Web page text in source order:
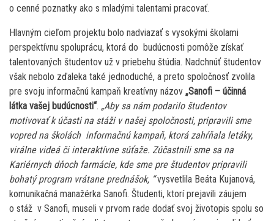
o cenné poznatky ako s mladými talentami pracovať.
Hlavným cieľom projektu bolo nadviazať s vysokými školami
perspektívnu spoluprácu, ktorá do budúcnosti pomôže získať
talentovaných študentov už v priebehu štúdia. Nadchnúť študentov
však nebolo zďaleka také jednoduché, a preto spoločnosť zvolila
pre svoju informačnú kampaň kreatívny názov „Sanofi – účinná
látka vašej budúcnosti“. „Aby sa nám podarilo študentov
motivovať k účasti na stáži v našej spoločnosti, pripravili sme
vopred na školách informačnú kampaň, ktorá zahŕňala letáky,
virálne videá či interaktívne súťaže. Zúčastnili sme sa na
Kariérnych dňoch farmácie, kde sme pre študentov pripravili
bohatý program vrátane prednášok, “vysvetlila Beáta Kujanová,
komunikačná manažérka Sanofi. Študenti, ktorí prejavili záujem
o stáž v Sanofi, museli v prvom rade dodať svoj životopis spolu so